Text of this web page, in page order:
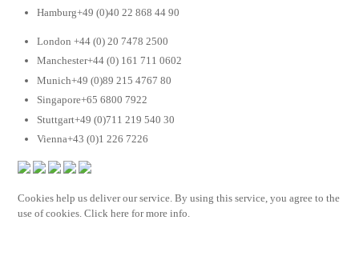
Hamburg+49 (0)40 22 868 44 90
London +44 (0) 20 7478 2500
Manchester+44 (0) 161 711 0602
Munich+49 (0)89 215 4767 80
Singapore+65 6800 7922
Stuttgart+49 (0)711 219 540 30
Vienna+43 (0)1 226 7226
Cookies help us deliver our service. By using this service, you agree to the
use of cookies. Click here for more info.